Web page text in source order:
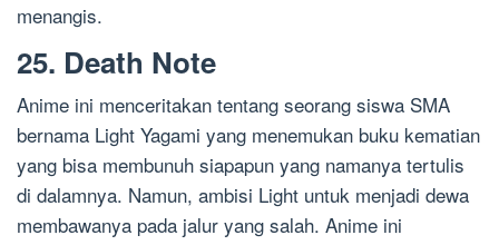
menangis.
25. Death Note
Anime ini menceritakan tentang seorang siswa SMA
bernama Light Yagami yang menemukan buku kematian
yang bisa membunuh siapapun yang namanya tertulis
di dalamnya. Namun, ambisi Light untuk menjadi dewa
membawanya pada jalur yang salah. Anime ini